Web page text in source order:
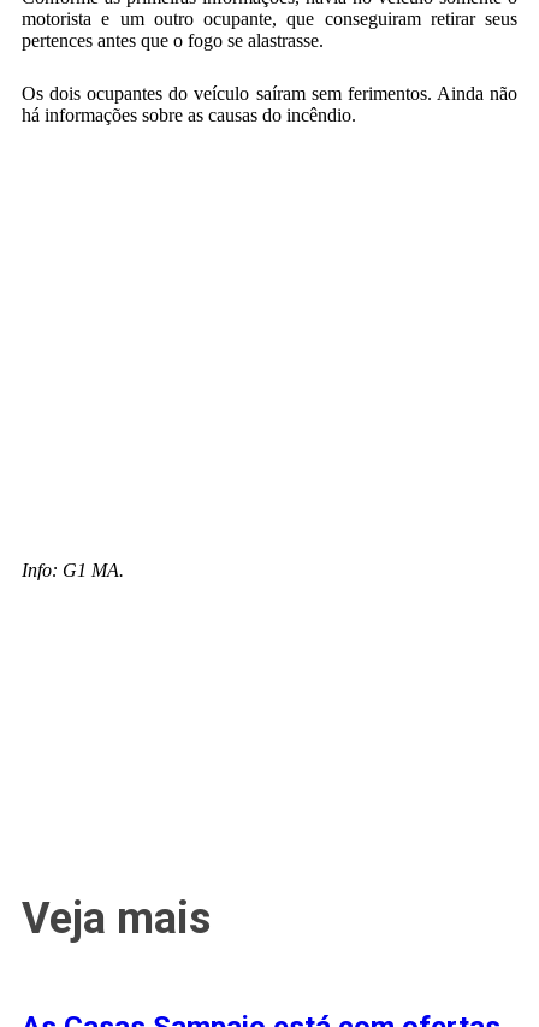
motorista e um outro ocupante, que conseguiram retirar seus
pertences antes que o fogo se alastrasse.
Os dois ocupantes do veículo saíram sem ferimentos. Ainda não
há informações sobre as causas do incêndio.
Info: G1 MA.
Veja mais